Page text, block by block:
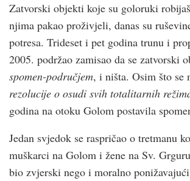
Zatvorski objekti koje su goloruki
njima pakao proživjeli, danas su
potresa. Trideset i pet godina trunu i
2005. podržao zamisao da se zatvorski
spomen-područjem, i ništa. Osim što se
rezolucije o osudi svih totalitarnih
godina na otoku Golom postavila
Jedan svjedok se raspričao o tretmanu
muškarci na Golom i žene na Sv.
bio zvjerski nego i moralno